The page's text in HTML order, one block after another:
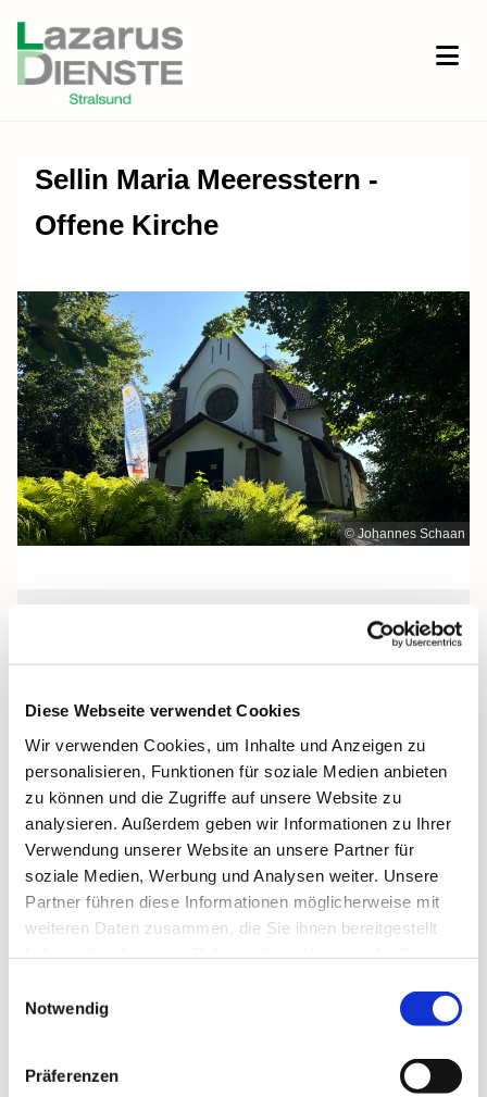
Diese Webseite verwendet Cookies
Wir verwenden Cookies, um Inhalte und Anzeigen zu
personalisieren, Funktionen für soziale Medien anbieten
zu können und die Zugriffe auf unsere Website zu
analysieren. Außerdem geben wir Informationen zu Ihrer
Verwendung unserer Website an unsere Partner für
soziale Medien, Werbung und Analysen weiter. Unsere
Partner führen diese Informationen möglicherweise mit
weiteren Daten zusammen, die Sie ihnen bereitgestellt
Notwendig
Präferenzen
Sellin Maria Meeresstern -
Offene Kirche
© Johannes Schaan
Dienstag, 15. September 2026, 12:00
Maria Meeresstern, Sellin, Hochufer /
Waldweg, 18586 Sellin